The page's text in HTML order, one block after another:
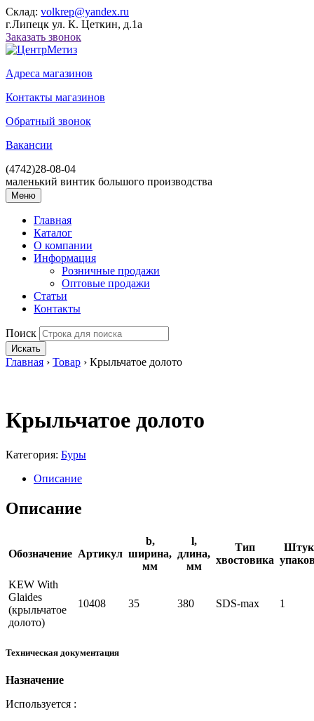
Склад: volkrep@yandex.ru
г.Липецк ул. К. Цеткин, д.1а
Заказать звонок
Адреса магазинов
Контакты магазинов
Обратный звонок
Вакансии
(4742)28-08-04
маленький винтик большого производства
Меню
Главная
Каталог
О компании
Информация
Розничные продажи
Оптовые продажи
Статьи
Контакты
Поиск
Искать
Главная › Товар › Крыльчатое долото
Крыльчатое долото
Категория: Буры
Описание
Описание
Обозначение Артикул
b,
ширина,
мм
l,
длина,
мм
Тип
хвостовика
KEW With
Glaides
(крыльчатое
долото)
10408 35 380 SDS-max 1
Техническая документация
Назначение
Используется :